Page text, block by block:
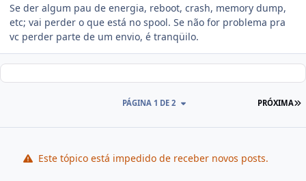
Se der algum pau de energia, reboot, crash, memory dump,
etc; vai perder o que está no spool. Se não for problema pra
vc perder parte de um envio, é tranqüilo.
PRÓXIMA
PÁGINA 1 DE 2
Este tópico está impedido de receber novos posts.